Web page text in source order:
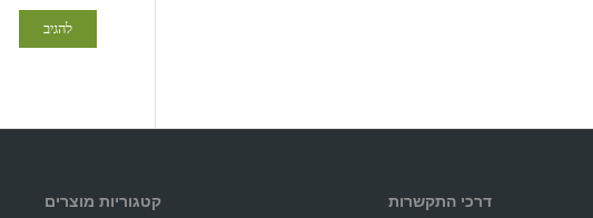
קטגוריות מוצרים דרכי התקשרות